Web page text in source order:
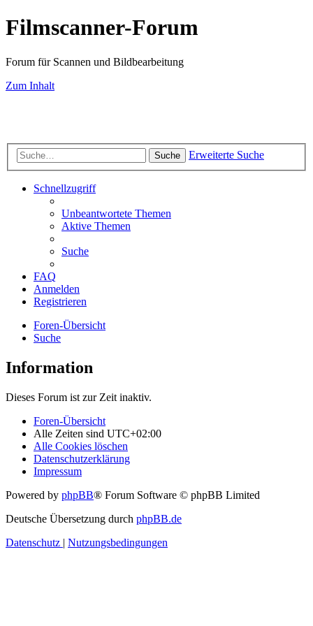
Filmscanner-Forum
Forum für Scannen und Bildbearbeitung
Zum Inhalt
Suche Erweiterte Suche
Schnellzugriff
Unbeantwortete Themen
Aktive Themen
Suche
FAQ
Anmelden
Registrieren
Foren-Übersicht
Suche
Information
Dieses Forum ist zur Zeit inaktiv.
Foren-Übersicht
Alle Zeiten sind UTC+02:00
Alle Cookies löschen
Datenschutzerklärung
Impressum
Powered by phpBB® Forum Software © phpBB Limited
Deutsche Übersetzung durch phpBB.de
Datenschutz | Nutzungsbedingungen